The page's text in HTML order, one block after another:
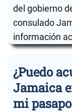
del gobierno
consulado
información
¿Puedo
Jamaica
mi